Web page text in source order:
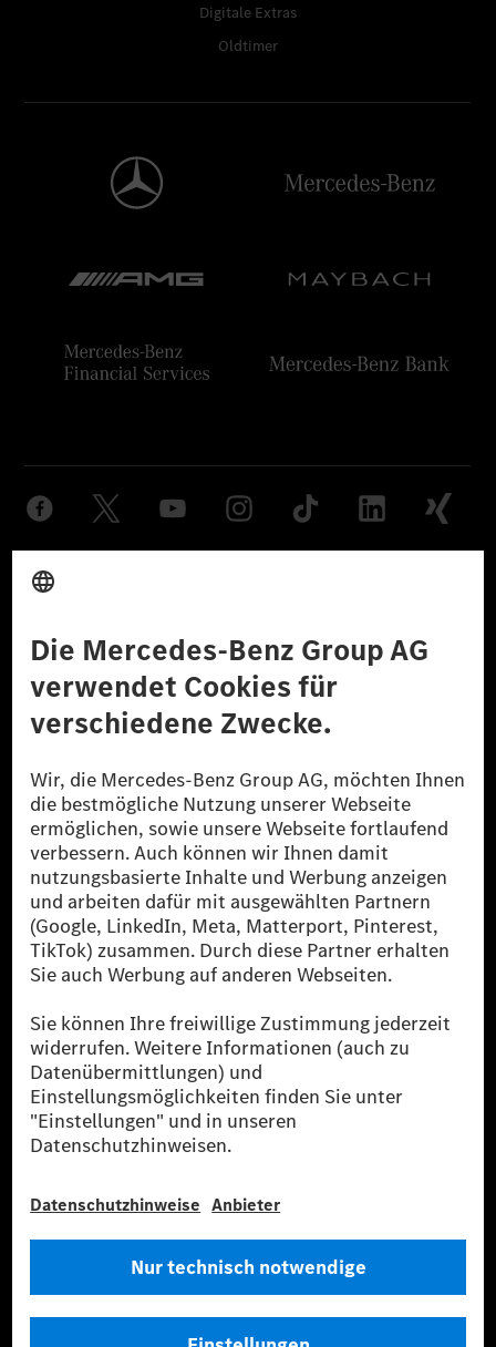
Digitale Extras
Oldtimer
© 2026 Mercedes-Benz Group AG. Alle Rechte vorbehalten.
reduzierte CO₂-Emissionen bei der Mercedes-Benz Group durch
zertifizierte Ausgleichsprojekte kompensiert werden.
[2] Renewable Charging ist ein integraler Bestandteil von MB.CHARGE
Public in Europa, den USA, Kanada und China. Sofern an der jeweiligen
Ladestation noch kein Strom aus erneuerbaren Energien vorliegt,
verwendet Renewable Charging Grünstromzertifikate*. Diese stellen
sicher, dass für Ladevorgänge über MB.CHARGE Public eine äquivalente
Strommenge aus erneuerbaren Energien ins Stromnetz eingespeist wird.
Sie stammen ausschließlich aus Wind- und Solarkraftanlagen, die jünger
als sechs Jahre sind.
* Inkl. EKOenergy Ökolabel
* Die angegebenen Werte wurden nach dem vorgeschriebenen
Messverfahren WLTP (Worldwide harmonised Light vehicles Test
Procedure) ermittelt. Die angegebenen Spannweiten beziehen sich auf
den europäischen Markt. Der Energieverbrauch und der CO₂-Ausstoß
eines Pkw sind nicht nur von der effizienten Ausnutzung des Kraftstoffs
bzw. des Energieträgers durch den Pkw, sondern auch vom Fahrstil und
anderen nichttechnischen Faktoren abhängig.
** Der Stromverbrauch wurde auf der Grundlage der VO 692/2008/EG
wurden intern nach Maßgabe der Zertifizierungsmethode „WLTP-
Prüfverfahren“ ermittelt. Es liegen bislang weder bestätigte Werte von
einer amtlich anerkannten Prüforganisation noch eine EG-
Typgenehmigung noch eine Konformitätsbescheinigung mit amtlichen
Werten vor. Abweichungen zwischen den Angaben und den amtlichen